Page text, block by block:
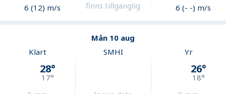
6 (12) m/s
finns tillgänglig
6 (- -) m/s
Mån 10 aug
Klart
28°
17°
SMHI Yr
26°
18°